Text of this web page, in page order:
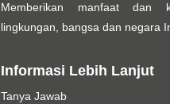
Memberikan manfaat dan
lingkungan, bangsa dan negara
Informasi Lebih Lanjut
Tanya Jawab